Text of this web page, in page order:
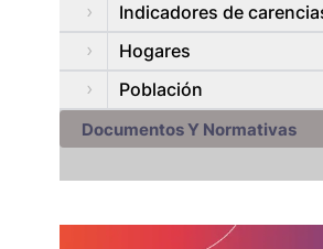
Indicadores de
Hogares
Población
Documentos Y Normativas